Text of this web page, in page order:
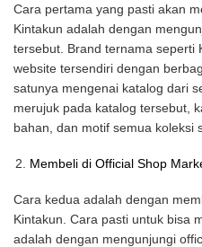
Cara pertama yang pasti akan
Kintakun adalah dengan
tersebut. Brand ternama seperti
website tersendiri dengan
satunya mengenai katalog dari
merujuk pada katalog tersebut,
bahan, dan motif semua koleksi
Membeli di Official Shop
Cara kedua adalah dengan
Kintakun. Cara pasti untuk bisa
adalah dengan mengunjungi